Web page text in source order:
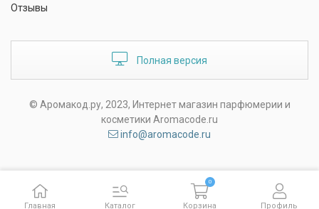
Отзывы
Полная версия
© Аромакод.ру, 2023, Интернет магазин парфюмерии и
косметики Aromacode.ru
info@aromacode.ru
Главная Каталог Корзина
0
Профиль